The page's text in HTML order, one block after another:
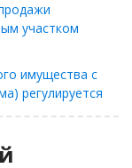
участком
имущества с
регулируется